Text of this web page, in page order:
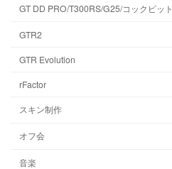
GT DD PRO/T300RS/G25/コックピット
GTR2
GTR Evolution
rFactor
スキン制作
オフ会
音楽